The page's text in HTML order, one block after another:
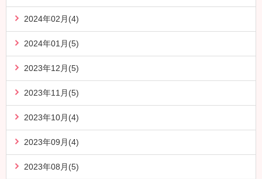
2024年02月(4)
2024年01月(5)
2023年12月(5)
2023年11月(5)
2023年10月(4)
2023年09月(4)
2023年08月(5)